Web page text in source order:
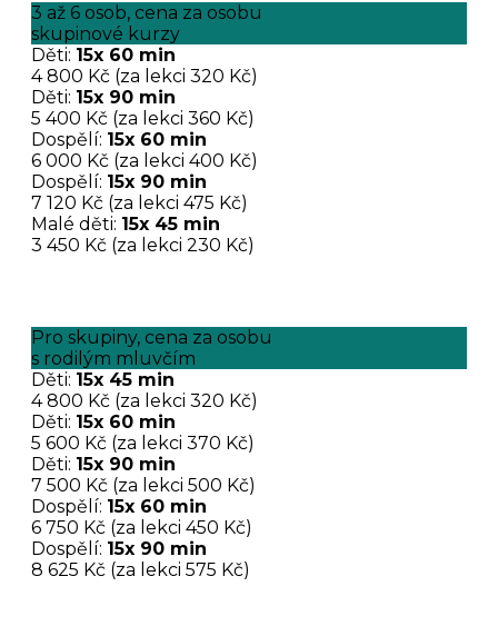
3 až 6 osob, cena za osobu
skupinové kurzy
Děti: 15x 60 min
4 800 Kč (za lekci 320 Kč)
Děti: 15x 90 min
5 400 Kč (za lekci 360 Kč)
Dospělí: 15x 60 min
6 000 Kč (za lekci 400 Kč)
Dospělí: 15x 90 min
7 120 Kč (za lekci 475 Kč)
Malé děti: 15x 45 min
3 450 Kč (za lekci 230 Kč)
Pro skupiny, cena za osobu
s rodilým mluvčím
Děti: 15x 45 min
4 800 Kč (za lekci 320 Kč)
Děti: 15x 60 min
5 600 Kč (za lekci 370 Kč)
Děti: 15x 90 min
7 500 Kč (za lekci 500 Kč)
Dospělí: 15x 60 min
6 750 Kč (za lekci 450 Kč)
Dospělí: 15x 90 min
8 625 Kč (za lekci 575 Kč)